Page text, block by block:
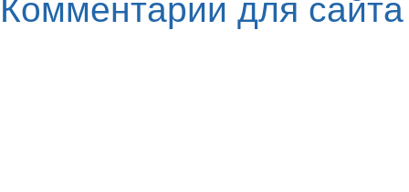
Комментарии для